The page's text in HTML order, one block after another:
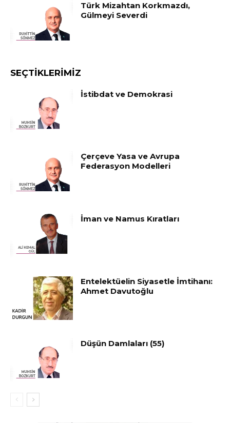
Türk Mizahtan Korkmazdı,
Gülmeyi Severdi
SEÇTIKLERIMIZ
İstibdat ve Demokrasi
Çerçeve Yasa ve Avrupa
Federasyon Modelleri
İman ve Namus Kıratları
Entelektüelin Siyasetle İmtihanı:
Ahmet Davutoğlu
Düşün Damlaları (55)